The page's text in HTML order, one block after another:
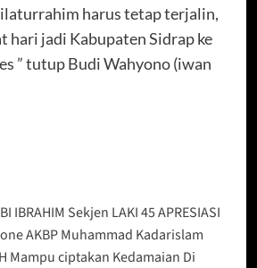
harus tetap terjalin,
hari jadi Kabupaten Sidrap ke
” tutup Budi Wahyono (iwan
IBRAHIM Sekjen LAKI 45 APRESIASI
AKBP Muhammad Kadarislam
Mampu ciptakan Kedamaian Di